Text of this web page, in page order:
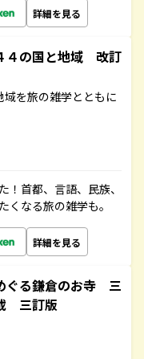
詳細を見る
４の国と地域 改訂
域を旅の雑学とともに
首都、言語、民族、
なる旅の雑学も。
詳細を見る
ぐる鎌倉のお寺 三
三訂版